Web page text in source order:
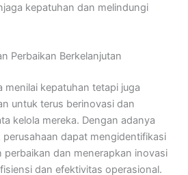
kepatuhan dan melindungi
Perbaikan Berkelanjutan
menilai kepatuhan tetapi juga
untuk terus berinovasi dan
kelola mereka. Dengan adanya
perusahaan dapat mengidentifikasi
perbaikan dan menerapkan inovasi
dan efektivitas operasional.